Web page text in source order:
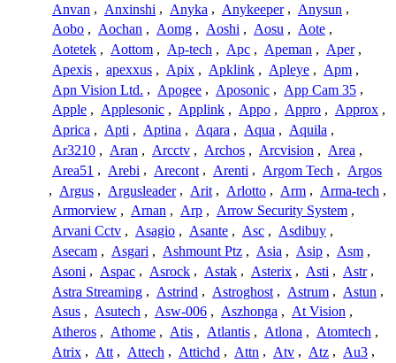
Anvan , Anxinshi , Anyka , Anykeeper , Anysun ,
Aobo , Aochan , Aomg , Aoshi , Aosu , Aote ,
Aotetek , Aottom , Ap-tech , Apc , Apeman , Aper ,
Apexis , apexxus , Apix , Apklink , Apleye , Apm ,
Apn Vision Ltd. , Apogee , Aposonic , App Cam 35 ,
Apple , Applesonic , Applink , Appo , Appro , Approx ,
Aprica , Apti , Aptina , Aqara , Aqua , Aquila ,
Ar3210 , Aran , Arcctv , Archos , Arcvision , Area ,
Area51 , Arebi , Arecont , Arenti , Argom Tech , Argos
, Argus , Argusleader , Arit , Arlotto , Arm , Arma-tech ,
Armorview , Arnan , Arp , Arrow Security System ,
Arvani Cctv , Asagio , Asante , Asc , Asdibuy ,
Asecam , Asgari , Ashmount Ptz , Asia , Asip , Asm ,
Asoni , Aspac , Asrock , Astak , Asterix , Asti , Astr ,
Astra Streaming , Astrind , Astroghost , Astrum , Astun ,
Asus , Asutech , Asw-006 , Aszhonga , At Vision ,
Atheros , Athome , Atis , Atlantis , Atlona , Atomtech ,
Atrix , Att , Attech , Attichd , Attn , Atv , Atz , Au3 ,